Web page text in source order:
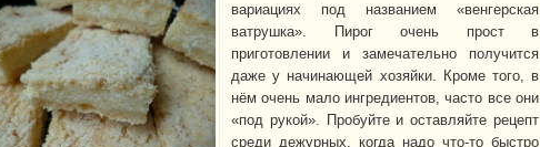
вариациях под названием «венгерская
ватрушка». Пирог очень прост в
приготовлении и замечательно получится
даже у начинающей хозяйки. Кроме того, в
нём очень мало ингредиентов, часто все они
«под рукой». Пробуйте и оставляйте рецепт
среди дежурных, когда надо что-то быстро